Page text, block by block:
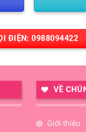
ĐIỆN: 0988094422
VỀ
Giới thiệu